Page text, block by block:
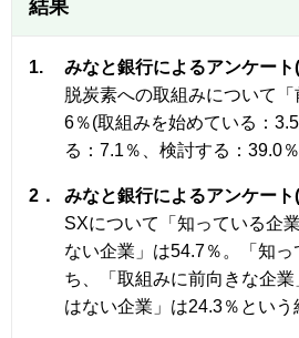
結果
1.
みなと銀行によるアンケー
脱炭素への取組みについて
6％(取組みを始めている：
る：7.1％、検討する：39.0
2．
みなと銀行によるアンケー
SXについて「知っている企
ない企業」は54.7％。「知っ
ち、「取組みに前向きな企
はない企業」は24.3％という